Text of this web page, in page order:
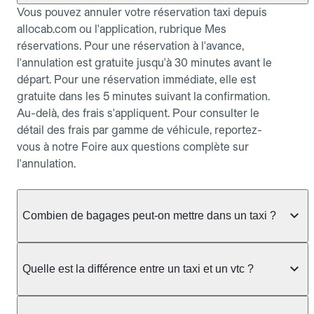
Vous pouvez annuler votre réservation taxi depuis
allocab.com ou l'application, rubrique Mes
réservations. Pour une réservation à l'avance,
l'annulation est gratuite jusqu'à 30 minutes avant le
départ. Pour une réservation immédiate, elle est
gratuite dans les 5 minutes suivant la confirmation.
Au-delà, des frais s'appliquent. Pour consulter le
détail des frais par gamme de véhicule, reportez-
vous à notre Foire aux questions complète sur
l'annulation.
Combien de bagages peut-on mettre dans un taxi ?
taxi berline accueille en général jusqu'à 3 bagages
ou nombreux, précisez-le dans le champ "Message
Quelle est la différence entre un taxi et un vtc ?